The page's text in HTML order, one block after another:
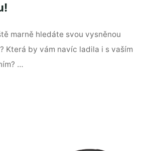
marně hledáte svou vysněnou
Která by vám navíc ladila i s vaším
…